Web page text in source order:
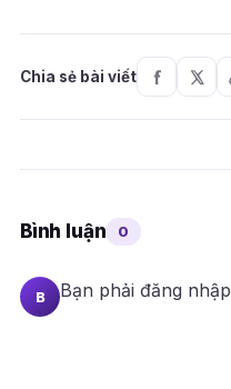
Chia sẻ bài viết
Bình luận 0
B Bạn phải đăng nhập